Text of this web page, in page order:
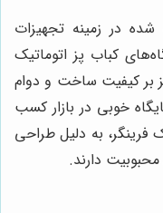
شده در زمینه تجهیزات
کباب پز اتوماتیک
بر کیفیت ساخت و دوام
خوبی در بازار کسب
فرینگر، به دلیل طراحی
محبوبیت دارند.